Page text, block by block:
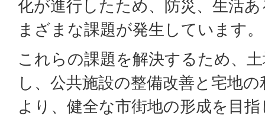
化が進行したため、防災、生活
まざまな課題が発生しています。
これらの課題を解決するため、
し、公共施設の整備改善と宅地
より、健全な市街地の形成を目